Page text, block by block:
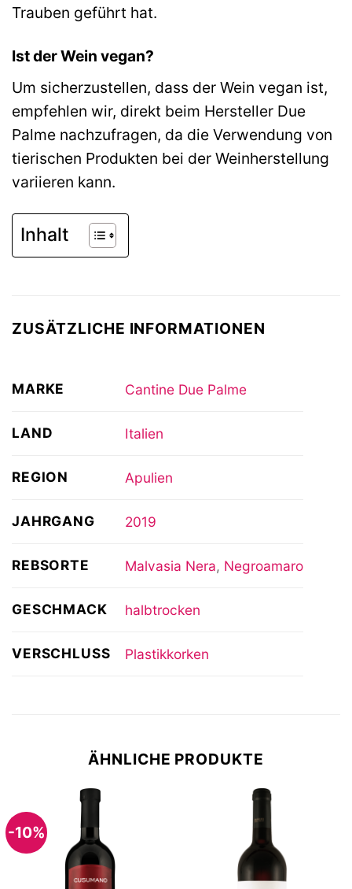
Trauben geführt hat.
Ist der Wein vegan?
Um sicherzustellen, dass der Wein vegan ist,
empfehlen wir, direkt beim Hersteller Due
Palme nachzufragen, da die Verwendung von
tierischen Produkten bei der Weinherstellung
variieren kann.
Inhalt
ZUSÄTZLICHE INFORMATIONEN
MARKE Cantine Due Palme
LAND Italien
REGION Apulien
JAHRGANG 2019
REBSORTE Malvasia Nera, Negroamaro
GESCHMACK halbtrocken
VERSCHLUSS Plastikkorken
ÄHNLICHE PRODUKTE
-10%